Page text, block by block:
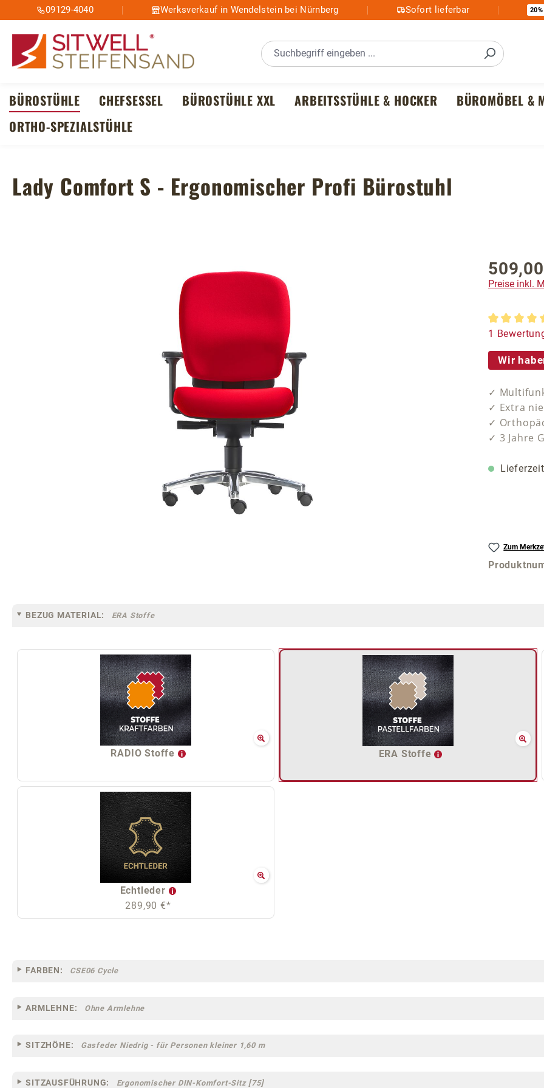
Hauptinhalt springen
Zur Suche springen
Zur Hauptnavigation springen
09129-4040 Werksverkauf in Wendelstein bei Nürnberg Sofort lieferbar 20%
BÜROSTÜHLE CHEFSESSEL BÜROSTÜHLE XXL ARBEITSSTÜHLE & HOCKER BÜROMÖBEL &
ORTHO-SPEZIALSTÜHLE
Lady Comfort S - Ergonomischer Profi Bürostuhl
Regulärer
Preise inkl.
1
Wir
✓
✓ Extra
✓
✓ 3 Jahre
Zum
BEZUG MATERIAL: ERA Stoffe
RADIO Stoffe ERA Stoffe
Echtleder
289,90 €*
FARBEN: CSE06 Cycle
ARMLEHNE: Ohne Armlehne
SITZHÖHE: Gasfeder Niedrig - für Personen kleiner 1,60 m
SITZAUSFÜHRUNG: Ergonomischer DIN-Komfort-Sitz [75]